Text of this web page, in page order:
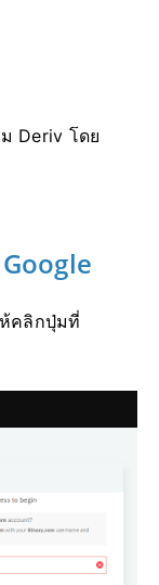
Deriv โดย
คลิกปุ่มที่